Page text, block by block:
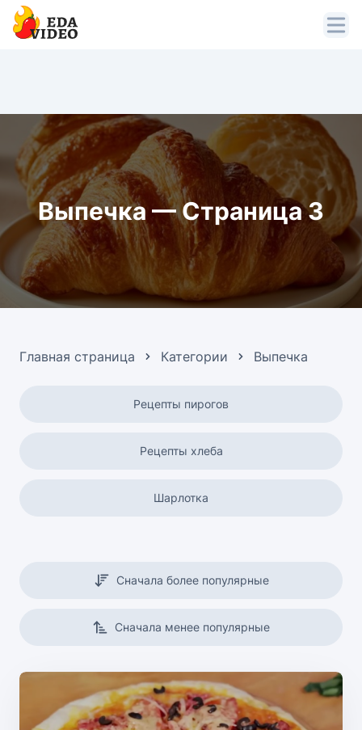
Выпечка — Страница 3
Главная страница Категории Выпечка
Рецепты пирогов
Рецепты хлеба
Шарлотка
Сначала более популярные
Сначала менее популярные